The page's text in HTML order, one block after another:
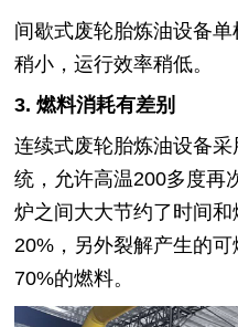
间歇式废轮胎炼油设备
稍小，运行效率稍低。
3. 燃料消耗有差别
连续式废轮胎炼油设备
统，允许高温200多度再
炉之间大大节约了时间
20%，另外裂解产生的
70%的燃料。